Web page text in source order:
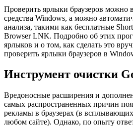
Проверить ярлыки браузеров можно
средства Windows, а можно
анализа, такими как бесплатные
Browser LNK. Подробно об этих
ярлыков и о том, как сделать это
проверить ярлыки браузеров в
Инструмент очистки
Вредоносные расширения и
самых распространенных причин
рекламы в браузерах (в
любом сайте). Однако, по опыту